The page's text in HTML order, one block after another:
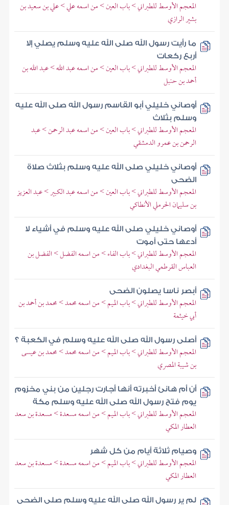
المعجم الأوسط للطبراني > باب العين > من اسمه علي > علي بن سعيد بن
بشير الرازي
ما رأيت رسول الله صلى الله عليه وسلم يصلي إلا
أربع ركعات
المعجم الأوسط للطبراني > باب العين > من اسمه عبد الله > عبد الله بن
أحمد بن حنبل
أوصاني خليلي أبو القاسم رسول الله صلى الله عليه
وسلم بثلاث
المعجم الأوسط للطبراني > باب العين > من اسمه عبد الرحمن > عبد
الرحمن بن عمرو الدمشقي
أوصاني خليلي صلى الله عليه وسلم بثلاث صلاة
الضحى
المعجم الأوسط للطبراني > باب العين > من اسمه عبد الكبير > عبد العزيز
بن سليمان الحرملي الأنطاكي
أوصاني خليلي صلى الله عليه وسلم في أشياء لا
أدعها حتى أموت
المعجم الأوسط للطبراني > باب الفاء > من اسمه الفضل > الفضل بن
العباس القرطمي البغدادي
أبصر ناسا يصلون الضحى
المعجم الأوسط للطبراني > باب الميم > من اسمه محمد > محمد بن أحمد بن
أبي خيثمة
أصلى رسول الله صلى الله عليه وسلم في الكعبة ؟
المعجم الأوسط للطبراني > باب الميم > من اسمه محمد > محمد بن عيسى
بن شيبة المصري
أن أم هانئ أخبرته أنها أجارت رجلين من بني مخزوم
يوم فتح رسول الله صلى الله عليه وسلم مكة
المعجم الأوسط للطبراني > باب الميم > من اسمه مسعدة > مسعدة بن سعد
العطار المكي
وصيام ثلاثة أيام من كل شهر
المعجم الأوسط للطبراني > باب الميم > من اسمه مسعدة > مسعدة بن سعد
العطار المكي
لم ير رسول الله صلى الله عليه وسلم صلى الضحى